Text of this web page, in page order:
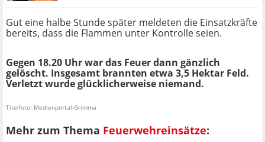
Gut eine halbe Stunde später meldeten die Einsatzkräfte
bereits, dass die Flammen unter Kontrolle seien.
Gegen 18.20 Uhr war das Feuer dann gänzlich
gelöscht. Insgesamt brannten etwa 3,5 Hektar Feld.
Verletzt wurde glücklicherweise niemand.
Titelfoto: Medienportal-Grimma
Mehr zum Thema Feuerwehreinsätze: